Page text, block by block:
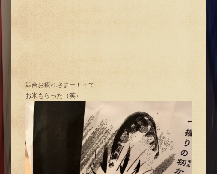
舞台お疲れさまー！って
お米もらった（笑）